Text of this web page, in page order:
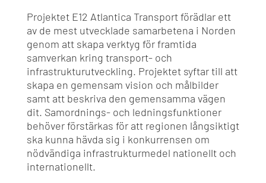
Projektet E12 Atlantica Transport förädlar ett
av de mest utvecklade samarbetena i Norden
genom att skapa verktyg för framtida
samverkan kring transport- och
infrastrukturutveckling. Projektet syftar till att
skapa en gemensam vision och målbilder
samt att beskriva den gemensamma vägen
dit. Samordnings- och ledningsfunktioner
behöver förstärkas för att regionen långsiktigt
ska kunna hävda sig i konkurrensen om
nödvändiga infrastrukturmedel nationellt och
internationellt.